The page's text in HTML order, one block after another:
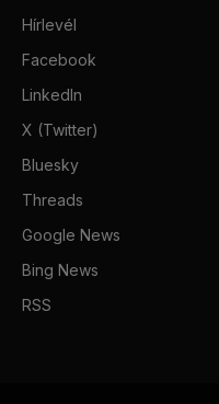
Hírlevél
Facebook
LinkedIn
X (Twitter)
Bluesky
Threads
Google News
Bing News
RSS